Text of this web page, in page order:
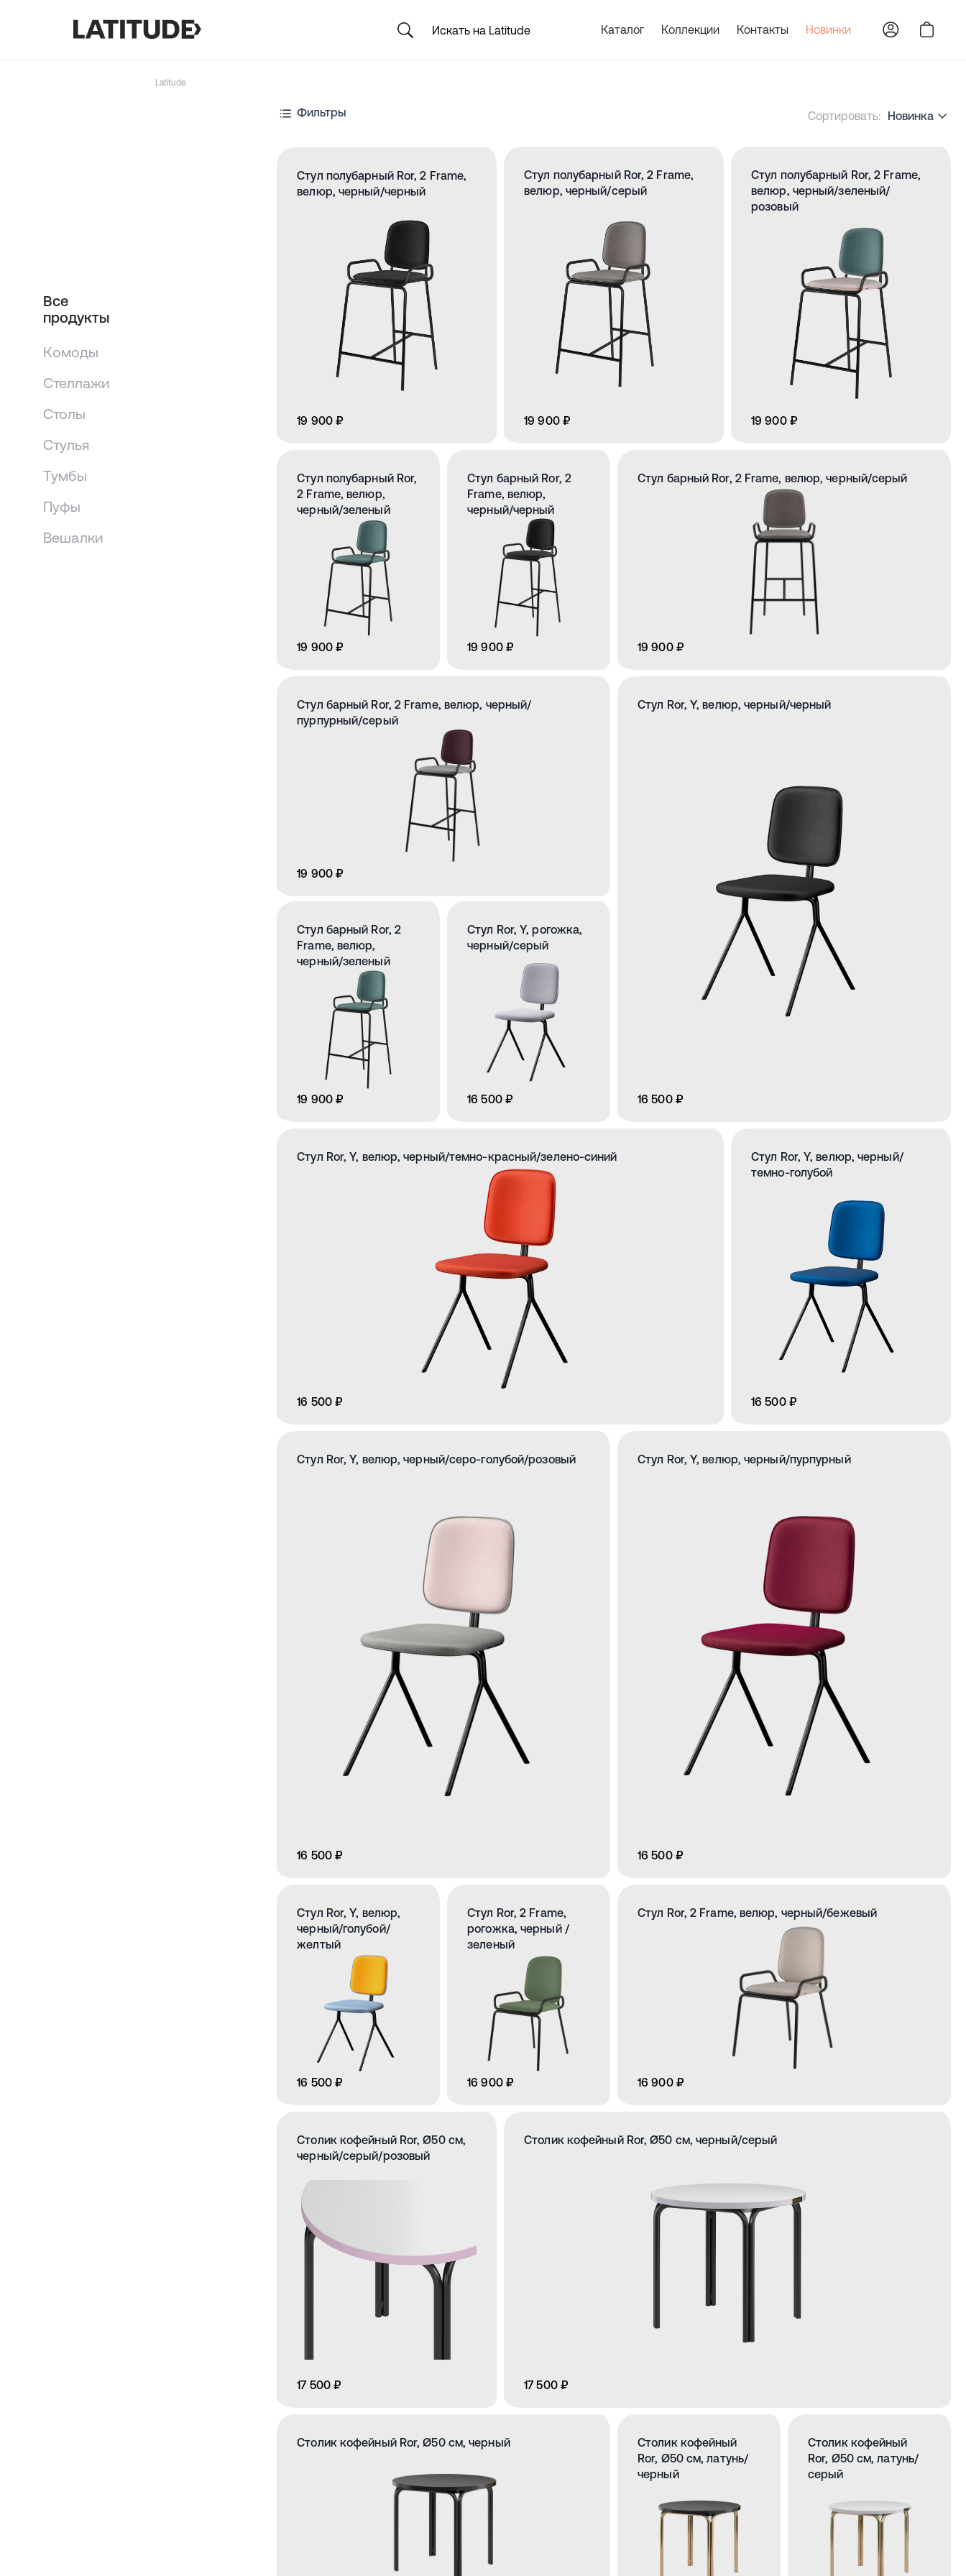
Каталог Коллекции Контакты Новинки
Latitude
Все
продукты
Комоды
Стеллажи
Столы
Стулья
Тумбы
Пуфы
Вешалки
Фильтры Сортировать: Новинка
Стул полубарный Ror, 2 Frame,
велюр, черный/черный
19 900 ₽
Стул полубарный Ror, 2 Frame,
велюр, черный/серый
19 900 ₽
Стул полубарный Ror, 2 Frame,
велюр, черный/зеленый/
розовый
19 900 ₽
Стул полубарный Ror,
2 Frame, велюр,
черный/зеленый
19 900 ₽
Стул барный Ror, 2
Frame, велюр,
черный/черный
19 900 ₽
Стул барный Ror, 2 Frame, велюр, черный/серый
19 900 ₽
Стул барный Ror, 2 Frame, велюр, черный/
пурпурный/серый
19 900 ₽
Стул барный Ror, 2
Frame, велюр,
черный/зеленый
19 900 ₽
Стул Ror, Y, рогожка,
черный/серый
16 500 ₽
Стул Ror, Y, велюр, черный/черный
16 500 ₽
Стул Ror, Y, велюр, черный/темно-красный/зелено-синий
16 500 ₽
Стул Ror, Y, велюр, черный/
темно-голубой
16 500 ₽
Стул Ror, Y, велюр, черный/серо-голубой/розовый
16 500 ₽
Стул Ror, Y, велюр, черный/пурпурный
16 500 ₽
Стул Ror, Y, велюр,
черный/голубой/
желтый
16 500 ₽
Стул Ror, 2 Frame,
рогожка, черный /
зеленый
16 900 ₽
Стул Ror, 2 Frame, велюр, черный/бежевый
16 900 ₽
Столик кофейный Ror, Ø50 см,
черный/серый/розовый
17 500 ₽
Столик кофейный Ror, Ø50 см, черный/серый
17 500 ₽
Столик кофейный Ror, Ø50 см, черный
Столик кофейный
Ror, Ø50 см, латунь/
черный
Столик кофейный
Ror, Ø50 см, латунь/
серый